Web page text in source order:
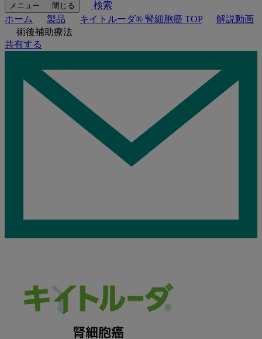
メニュー 閉じる
検索
ホーム
製品 キイトルーダ® 腎細胞癌 TOP
解説動画
術後補助療法
共有する